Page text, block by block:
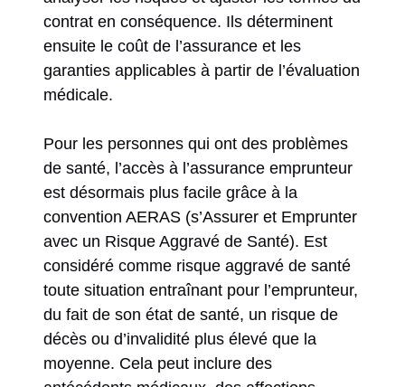
contrat en conséquence. Ils déterminent
ensuite le coût de l’assurance et les
garanties applicables à partir de l’évaluation
médicale.
Pour les personnes qui ont des problèmes
de santé, l’accès à l’assurance emprunteur
est désormais plus facile grâce à la
convention AERAS (s’Assurer et Emprunter
avec un Risque Aggravé de Santé). Est
considéré comme risque aggravé de santé
toute situation entraînant pour l’emprunteur,
du fait de son état de santé, un risque de
décès ou d’invalidité plus élevé que la
moyenne. Cela peut inclure des